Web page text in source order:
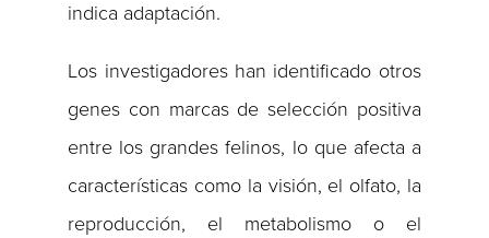
indica adaptación.
Los investigadores han identificado otros
genes con marcas de selección positiva
entre los grandes felinos, lo que afecta a
características como la visión, el olfato, la
reproducción, el metabolismo o el